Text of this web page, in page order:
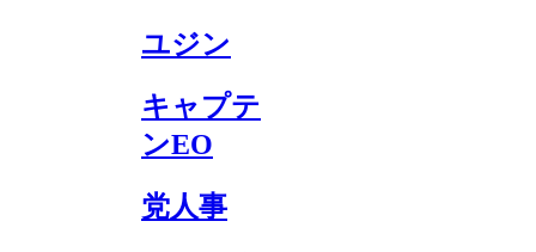
ユジン
キャプテ
ンEO
党人事